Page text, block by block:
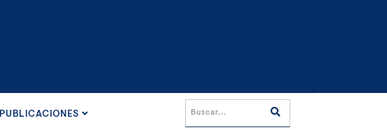
PUBLICACIONES